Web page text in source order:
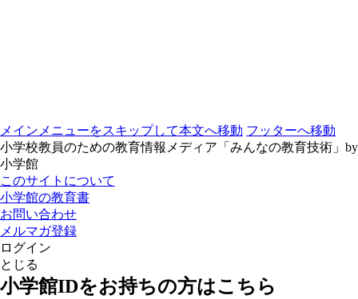
メインメニューをスキップして本文へ移動 フッターへ移動
小学校教員のための教育情報メディア「みんなの教育技術」by
小学館
このサイトについて
小学館の教育書
お問い合わせ
メルマガ登録
ログイン
とじる
小学館IDをお持ちの方はこちら